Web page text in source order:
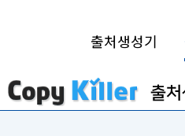
출처생성기